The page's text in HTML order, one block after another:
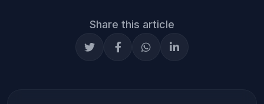
Share this article